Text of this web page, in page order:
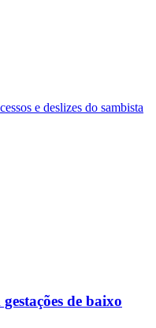
e deslizes do sambista
de baixo